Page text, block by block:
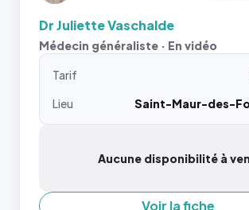
Dr Juliette Vaschalde
Médecin généraliste · En vidéo
Tarif
Lieu
Saint-Maur-des-
Aucune disponibilité à
Voir la fiche